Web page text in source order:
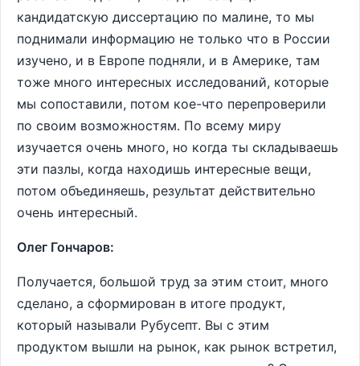
кандидатскую диссертацию по малине, то мы
поднимали информацию не только что в России
изучено, и в Европе подняли, и в Америке, там
тоже много интересных исследований, которые
мы сопоставили, потом кое-что перепроверили
по своим возможностям. По всему миру
изучается очень много, но когда ты складываешь
эти пазлы, когда находишь интересные вещи,
потом объединяешь, результат действительно
очень интересный.
Олег Гончаров:
Получается, большой труд за этим стоит, много
сделано, а сформирован в итоге продукт,
который называли Рубусепт. Вы с этим
продуктом вышли на рынок, как рынок встретил,